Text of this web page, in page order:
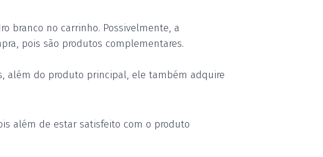
branco no carrinho. Possivelmente, a
pois são produtos complementares.
além do produto principal, ele também adquire
além de estar satisfeito com o produto